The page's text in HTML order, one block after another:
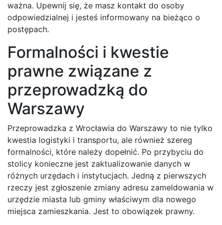
ważna. Upewnij się, że masz kontakt do osoby
odpowiedzialnej i jesteś informowany na bieżąco o
postępach.
Formalności i kwestie
prawne związane z
przeprowadzką do
Warszawy
Przeprowadzka z Wrocławia do Warszawy to nie tylko
kwestia logistyki i transportu, ale również szereg
formalności, które należy dopełnić. Po przybyciu do
stolicy konieczne jest zaktualizowanie danych w
różnych urzędach i instytucjach. Jedną z pierwszych
rzeczy jest zgłoszenie zmiany adresu zameldowania w
urzędzie miasta lub gminy właściwym dla nowego
miejsca zamieszkania. Jest to obowiązek prawny.